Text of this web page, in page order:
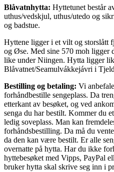
Blåvatnhytta: Hyttetunet består
uthus/vedskjul, uthus/utedo og
og badstue.
Hyttene ligger i et vilt og storslått
og Øse. Med sine 570 moh
like under Niingen. Hytta ligger
Blåvatnet/Seamulvákkejávri i
Bestilling og betaling: Vi
forhåndbestille sengeplass. Da
etterkant av besøket, og ved
senga du har bestilt. Kommer du
ledig soveplass. Man kan
forhåndsbestilling. Da må du
da den kan være bestilt. Er alle
overnatte på hytta. Har du ikke
hyttebesøket med Vipps, PayPal
bruker hytta skal skrive seg inn i